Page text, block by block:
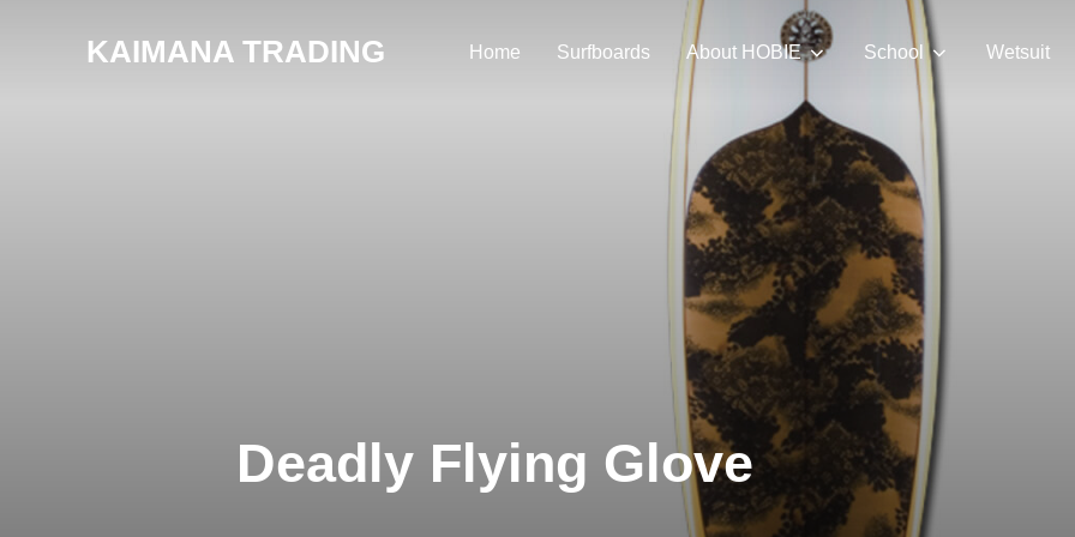
KAIMANA TRADING Home Surfboards About HOBIE School Wetsuit
Deadly Flying Glove